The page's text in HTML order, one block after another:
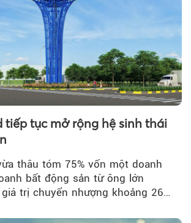
tiếp tục mở rộng hệ sinh thái
thâu tóm 75% vốn một doanh
bất động sản từ ông lớn
giá trị chuyển nhượng khoảng 262